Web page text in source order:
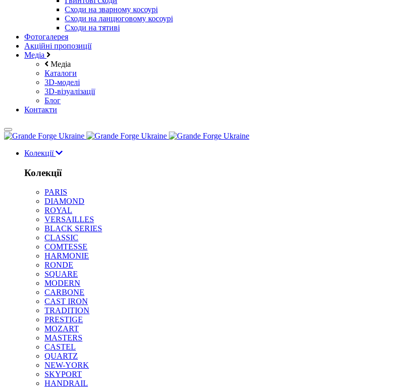
Cходи на зварному косоурі
Сходи на ланцюговому косоурі
Cходи на тятиві
Фотогалерея
Акційні пропозиції
Медіа
Медіа
Каталоги
3D-моделі
3D-візуалізації
Блог
Контакти
Колекції
Колекції
PARIS
DIAMOND
ROYAL
VERSAILLES
BLACK SERIES
CLASSIC
COMTESSE
HARMONIE
RONDE
SQUARE
MODERN
CARBONE
CAST IRON
TRADITION
PRESTIGE
MOZART
MASTERS
CASTEL
QUARTZ
NEW-YORK
SKYPORT
HANDRAIL